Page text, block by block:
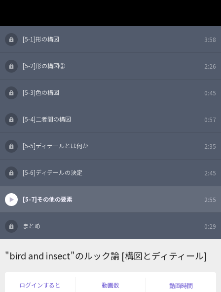
[5-1]形の構図 3:58
[5-2]形の構図② 2:26
[5-3]色の構図 0:45
[5-4]二者間の構図 0:57
[5-5]ディテールとは何か 2:35
[5-6]ディテールの決定 2:45
[5-7]その他の要素 2:55
まとめ 0:29
"bird and insect"のルック論 [構図とディティール]
ログインすると 動画数 動画時間